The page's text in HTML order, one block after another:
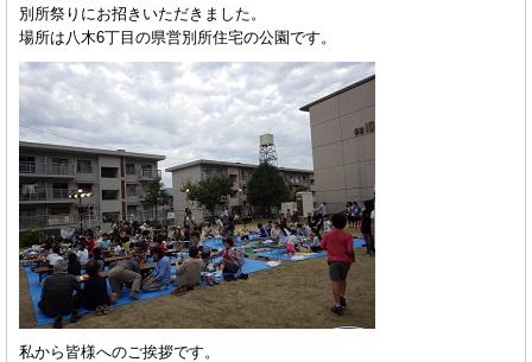
別所祭りにお招きいただきました。
場所は八木6丁目の県営別所住宅の公園です。
私から皆様へのご挨拶です。